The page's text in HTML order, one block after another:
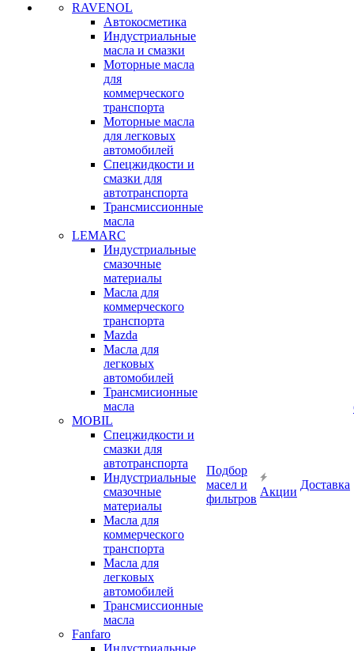
RAVENOL
Автокосметика
Индустриальные
масла и смазки
Моторные масла
для
коммерческого
транспорта
Моторные масла
для легковых
автомобилей
Спецжидкости и
смазки для
автотранспорта
Трансмиссионные
масла
LEMARC
Индустриальные
смазочные
материалы
Масла для
коммерческого
транспорта
Mazda
Масла для
легковых
автомобилей
Трансмисионные
масла
MOBIL
Cпецжидкости и
смазки для
автотранспорта
Индустриальные
смазочные
материалы
Масла для
коммерческого
транспорта
Масла для
легковых
автомобилей
Трансмиссионные
масла
Fanfaro
Индустриальные
Подбор
масел и
фильтров
Акции
Доставка